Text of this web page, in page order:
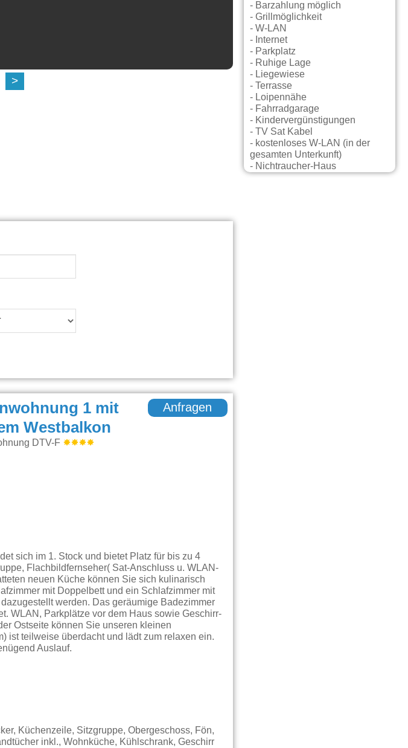
>
1 mit
Westbalkon
DTV-F
Anfragen
sich im 1. Stock und bietet Platz für bis zu 4
Flachbildfernseher( Sat-Anschluss u. WLAN-
neuen Küche können Sie sich kulinarisch
mit Doppelbett und ein Schlafzimmer mit
werden. Das geräumige Badezimmer
WLAN, Parkplätze vor dem Haus sowie Geschirr-
Ostseite können Sie unseren kleinen
ist teilweise überdacht und lädt zum relaxen ein.
Auslauf.
Küchenzeile, Sitzgruppe, Obergeschoss, Fön,
inkl., Wohnküche, Kühlschrank, Geschirr
- Barzahlung möglich
- Grillmöglichkeit
- W-LAN
- Internet
- Parkplatz
- Ruhige Lage
- Liegewiese
- Terrasse
- Loipennähe
- Fahrradgarage
- Kindervergünstigungen
- TV Sat Kabel
- kostenloses W-LAN (in der
gesamten Unterkunft)
- Nichtraucher-Haus